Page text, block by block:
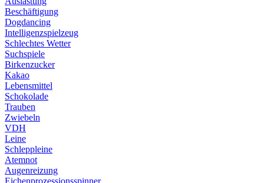
Beschäftigung
Dogdancing
Intelligenzspielzeug
Schlechtes Wetter
Suchspiele
Birkenzucker
Kakao
Lebensmittel
Schokolade
Trauben
Zwiebeln
VDH
Leine
Schleppleine
Atemnot
Augenreizung
Eichenprozessionsspinner